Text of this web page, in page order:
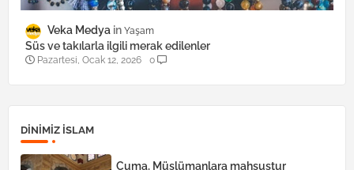
Veka Medya Yaşam
Süs ve takılarla ilgili merak edilenler
Pazartesi, Ocak 12, 2026 0
DINIMIZ ISLAM
Cuma, Müslümanlara mahsustur